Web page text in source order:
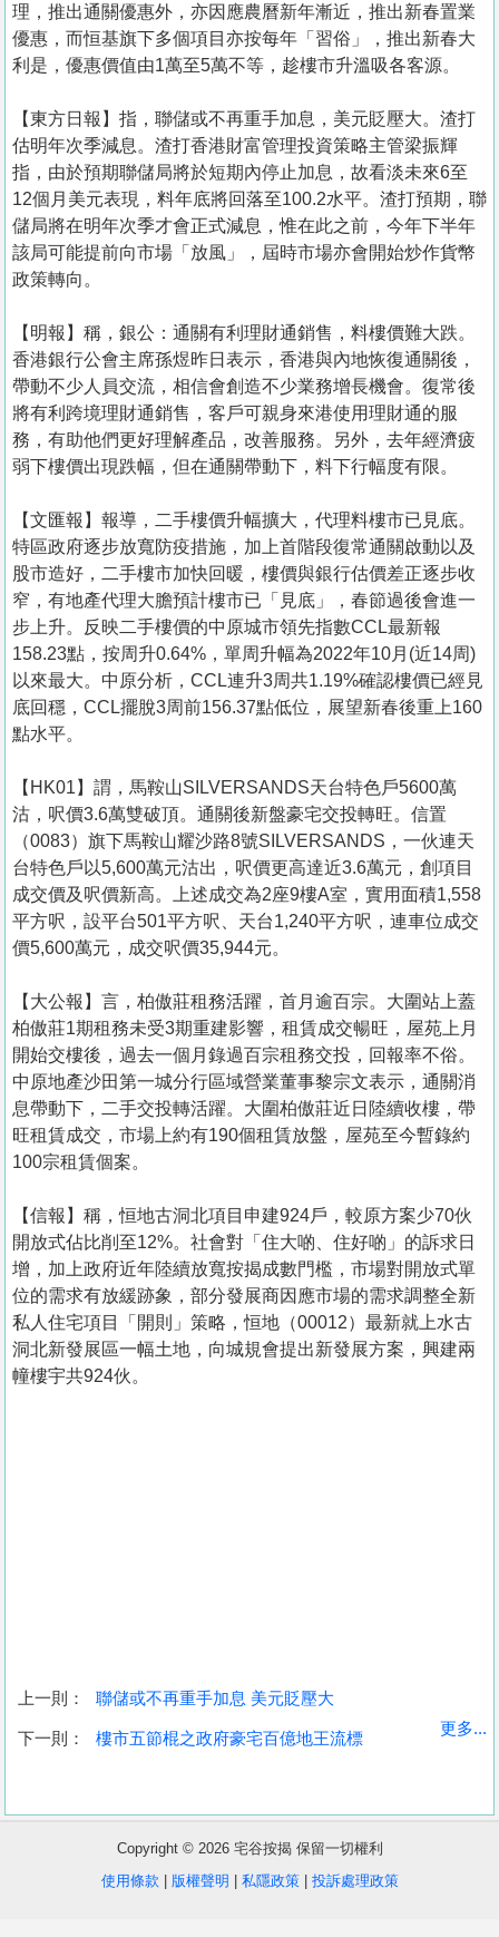
手
冊
於
我
們
收
盤
理，推出通關優惠外，亦因應農曆新年漸近，推出新春置業
優惠，而恒基旗下多個項目亦按每年「習俗」，推出新春大
利是，優惠價值由1萬至5萬不等，趁樓市升溫吸各客源。
【東方日報】指，聯儲或不再重手加息，美元貶壓大。渣打
估明年次季減息。渣打香港財富管理投資策略主管梁振輝
指，由於預期聯儲局將於短期內停止加息，故看淡未來6至
12個月美元表現，料年底將回落至100.2水平。渣打預期，聯
儲局將在明年次季才會正式減息，惟在此之前，今年下半年
該局可能提前向市場「放風」，屆時市場亦會開始炒作貨幣
政策轉向。
【明報】稱，銀公：通關有利理財通銷售，料樓價難大跌。
香港銀行公會主席孫煜昨日表示，香港與內地恢復通關後，
帶動不少人員交流，相信會創造不少業務增長機會。復常後
將有利跨境理財通銷售，客戶可親身來港使用理財通的服
務，有助他們更好理解產品，改善服務。另外，去年經濟疲
弱下樓價出現跌幅，但在通關帶動下，料下行幅度有限。
【文匯報】報導，二手樓價升幅擴大，代理料樓市已見底。
特區政府逐步放寬防疫措施，加上首階段復常通關啟動以及
股市造好，二手樓市加快回暖，樓價與銀行估價差正逐步收
窄，有地產代理大膽預計樓市已「見底」，春節過後會進一
步上升。反映二手樓價的中原城市領先指數CCL最新報
158.23點，按周升0.64%，單周升幅為2022年10月(近14周)
以來最大。中原分析，CCL連升3周共1.19%確認樓價已經見
底回穩，CCL擺脫3周前156.37點低位，展望新春後重上160
點水平。
【HK01】謂，馬鞍山SILVERSANDS天台特色戶5600萬
沽，呎價3.6萬雙破頂。通關後新盤豪宅交投轉旺。信置
（0083）旗下馬鞍山耀沙路8號SILVERSANDS，一伙連天
台特色戶以5,600萬元沽出，呎價更高達近3.6萬元，創項目
成交價及呎價新高。上述成交為2座9樓A室，實用面積1,558
平方呎，設平台501平方呎、天台1,240平方呎，連車位成交
價5,600萬元，成交呎價35,944元。
【大公報】言， 柏傲莊租務活躍，首月逾百宗。大圍站上蓋
柏傲莊1期租務未受3期重建影響，租賃成交暢旺，屋苑上月
開始交樓後，過去一個月錄過百宗租務交投，回報率不俗。
中原地產沙田第一城分行區域營業董事黎宗文表示，通關消
息帶動下，二手交投轉活躍。大圍柏傲莊近日陸續收樓，帶
旺租賃成交，市場上約有190個租賃放盤，屋苑至今暫錄約
100宗租賃個案。
【信報】稱，恒地古洞北項目申建924戶，較原方案少70伙
開放式佔比削至12%。社會對「住大啲、住好啲」的訴求日
增，加上政府近年陸續放寬按揭成數門檻，市場對開放式單
位的需求有放緩跡象，部分發展商因應市場的需求調整全新
私人住宅項目「開則」策略，恒地（00012）最新就上水古
洞北新發展區一幅土地，向城規會提出新發展方案，興建兩
幢樓宇共924伙。
上一則： 聯儲或不再重手加息 美元貶壓大
下一則： 樓市五節棍之政府豪宅百億地王流標
更多...
Copyright © 2026 宅谷按揭 保留一切權利
使用條款
版權聲明 私隱政策| 投訴處理政策